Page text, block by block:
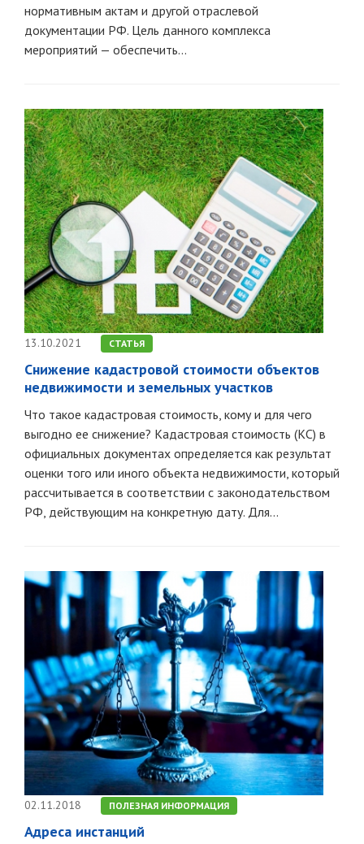
нормативным актам и другой отраслевой
документации РФ. Цель данного комплекса
мероприятий — обеспечить...
13.10.2021 СТАТЬЯ
Снижение кадастровой стоимости объектов
недвижимости и земельных участков
Что такое кадастровая стоимость, кому и для чего
выгодно ее снижение? Кадастровая стоимость (КС) в
официальных документах определяется как результат
оценки того или иного объекта недвижимости, который
рассчитывается в соответствии с законодательством
РФ, действующим на конкретную дату. Для...
02.11.2018 ПОЛЕЗНАЯ ИНФОРМАЦИЯ
Адреса инстанций